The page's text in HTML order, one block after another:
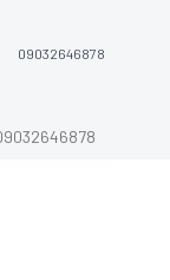
09032646878